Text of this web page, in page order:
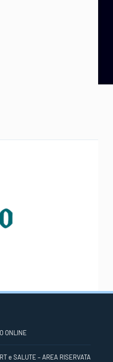
ONLINE
e SALUTE – AREA RISERVATA